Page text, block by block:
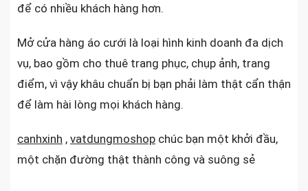
để có nhiều khách hàng hơn.
Mở cửa hàng áo cưới là loại hình kinh doanh đa dịch
vụ, bao gồm cho thuê trang phục, chụp ảnh, trang
điểm, vì vậy khâu chuẩn bị bạn phải làm thật cẩn thận
để làm hài lòng mọi khách hàng.
canhxinh , vatdungmoshop chúc bạn một khởi đầu,
một chặn đường thật thành công và suông sẻ